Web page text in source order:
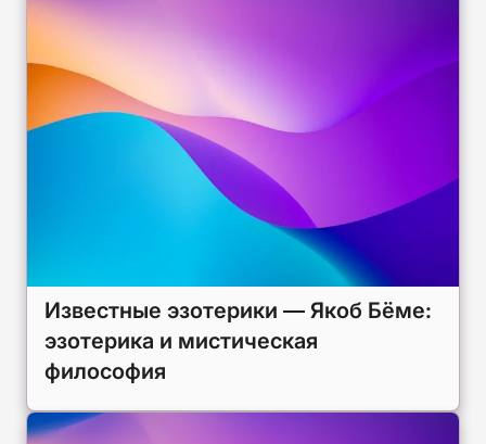
Известные эзотерики — Якоб Бёме:
эзотерика и мистическая
философия